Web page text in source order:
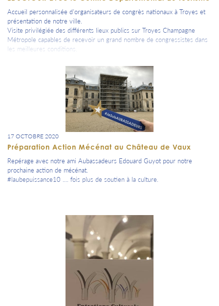
Accueil personnalisée d'organisateurs de congrès nationaux à Troyes et
présentation de notre ville.
Visite privilégiée des différents lieux publics sur Troyes Champagne
Métropole capables de recevoir un grand nombre de congressistes dans
les meilleures conditions.
17 OCTOBRE 2020
Préparation Action Mécénat au Château de Vaux
Repérage avec notre ami Aubassadeurs Edouard Guyot pour notre
prochaine action de mécénat.
#laubepuissance10 .... fois plus de soutien à la culture.